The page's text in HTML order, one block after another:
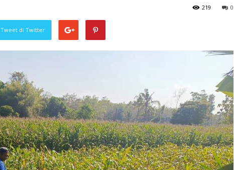
0
219
Tweet di Twitter